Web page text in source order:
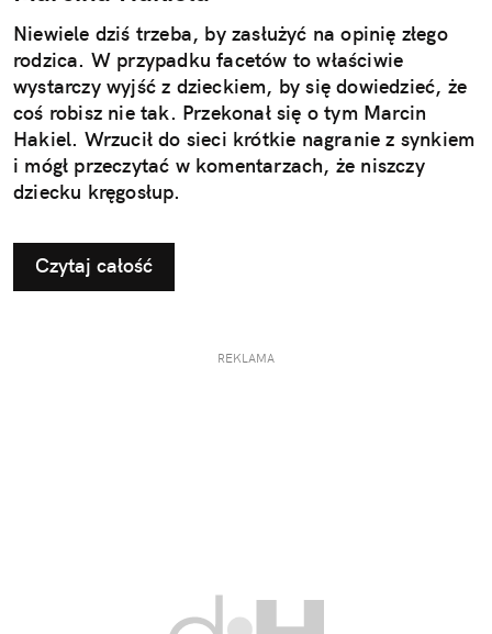
Niewiele dziś trzeba, by zasłużyć na opinię złego
rodzica. W przypadku facetów to właściwie
wystarczy wyjść z dzieckiem, by się dowiedzieć, że
coś robisz nie tak. Przekonał się o tym Marcin
Hakiel. Wrzucił do sieci krótkie nagranie z synkiem
i mógł przeczytać w komentarzach, że niszczy
dziecku kręgosłup.
Czytaj całość
REKLAMA